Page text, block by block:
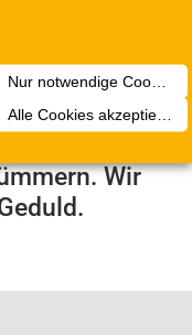
Nur notwendige Cookies akzeptieren
Alle Cookies akzeptieren
Fehler
Team wird
Wir